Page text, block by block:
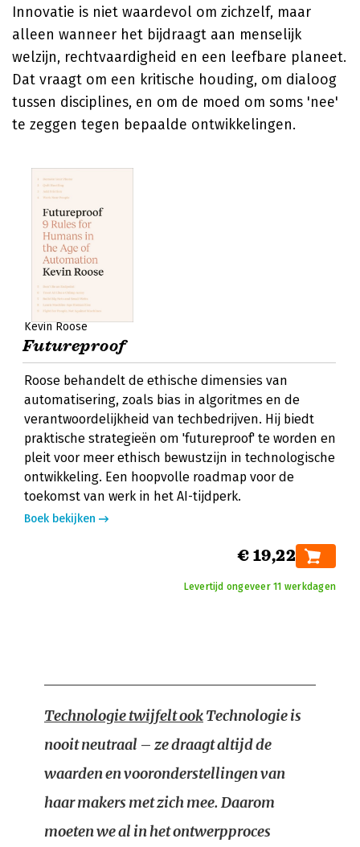
Innovatie is niet waardevol om zichzelf, maar
alleen wanneer het bijdraagt aan menselijk
welzijn, rechtvaardigheid en een leefbare planeet.
Dat vraagt om een kritische houding, om dialoog
tussen disciplines, en om de moed om soms 'nee'
te zeggen tegen bepaalde ontwikkelingen.
Kevin Roose
Futureproof
Roose behandelt de ethische dimensies van
automatisering, zoals bias in algoritmes en de
verantwoordelijkheid van techbedrijven. Hij biedt
praktische strategieën om 'futureproof' te worden en
pleit voor meer ethisch bewustzijn in technologische
ontwikkeling. Een hoopvolle roadmap voor de
toekomst van werk in het AI-tijdperk.
Boek bekijken
€ 19,22
Levertijd ongeveer 11 werkdagen
Technologie twijfelt ookTechnologie is
nooit neutraal – ze draagt altijd de
waarden en vooronderstellingen van
haar makers met zich mee. Daarom
moeten we al in het ontwerpproces